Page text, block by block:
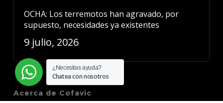
OCHA: Los terremotos han agravado, por
supuesto, necesidades ya existentes
9 julio, 2026
Acerca de Cofavic
¿Necesitas ayuda?
Chatea con nosotros